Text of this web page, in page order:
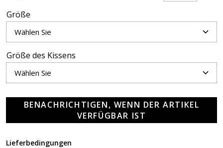
Größe
Größe des Kissens
BENACHRICHTIGEN, WENN DER ARTIKEL
VERFÜGBAR IST
Lieferbedingungen